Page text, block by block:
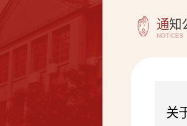
通知
NOTICES
关